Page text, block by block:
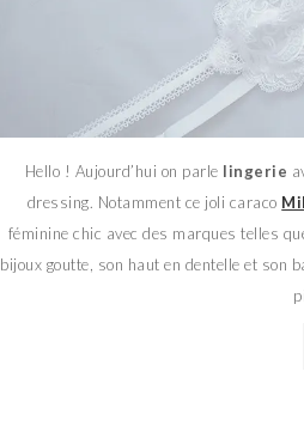
Hello ! Aujourd’hui on parle lingerie
dressing. Notamment ce joli caraco
féminine chic avec des marques telles
bijoux goutte, son haut en dentelle et son